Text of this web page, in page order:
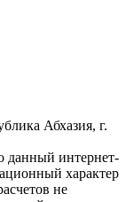
Абхазия, г.
данный интернет-
характер
не